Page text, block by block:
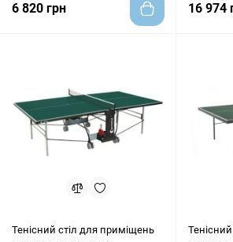
6 820 грн 16 974
Тенісний стіл для приміщень